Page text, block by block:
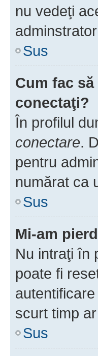
nu vedeţi
Sus
Cum fac
conectaţi?
În profilul
conectare.
pentru
numărat ca
Sus
Mi-am
Nu intraţi în
poate fi
scurt timp
Sus